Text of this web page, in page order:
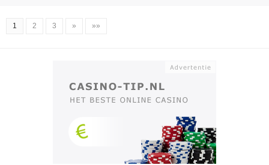
1 2 3 » »»